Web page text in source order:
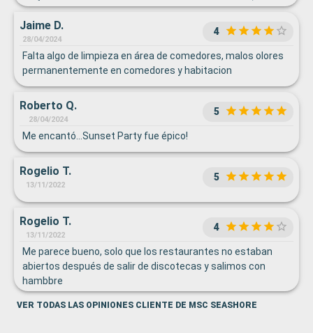
restaurantes, y entretenimiento. Nos gustó mucho el White
Party que hicieron una noche. Estuvimos hasta el final.
Todo el personal sumamente atento.
Jaime D.
28/04/2024
4
Falta algo de limpieza en área de comedores, malos olores
permanentemente en comedores y habitacion
Roberto Q.
28/04/2024
5
Me encantó...Sunset Party fue épico!
Rogelio T.
13/11/2022
5
Rogelio T.
13/11/2022
4
Me parece bueno, solo que los restaurantes no estaban
abiertos después de salir de discotecas y salimos con
hambbre
VER TODAS LAS OPINIONES CLIENTE DE MSC SEASHORE